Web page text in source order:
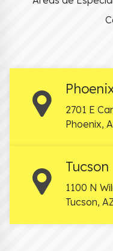
2701 E
Phoenix,
Tucson
1100 N
Tucson,